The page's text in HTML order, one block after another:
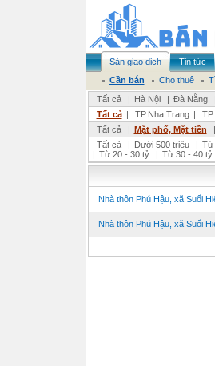
Sàn giao dịch Tin tức
Cần bán
Cho thuê
Tất cả
| Hà Nội | Đà Nẵng
Tất cả | TP.Nha Trang |
Tất cả
| Mặt phố, Mặt tiền |
Tất cả
| Dưới 500 triệu | Từ
| Từ 20 - 30 tỷ | Từ 30 - 40 tỷ
Nhà thôn Phú Hậu, xã Suối
Nhà thôn Phú Hậu, xã Suối